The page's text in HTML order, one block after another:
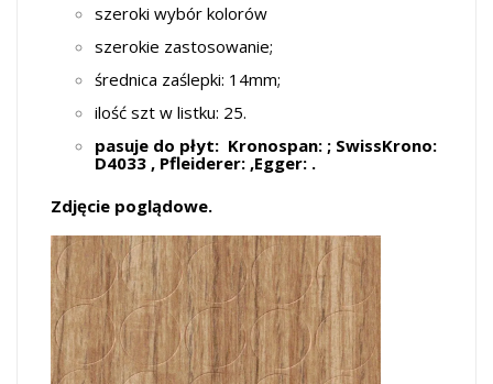
szeroki wybór kolorów
szerokie zastosowanie;
średnica zaślepki: 14mm;
ilość szt w listku: 25.
pasuje do płyt: Kronospan: ; SwissKrono:
D4033 , Pfleiderer: ,Egger: .
Zdjęcie poglądowe.